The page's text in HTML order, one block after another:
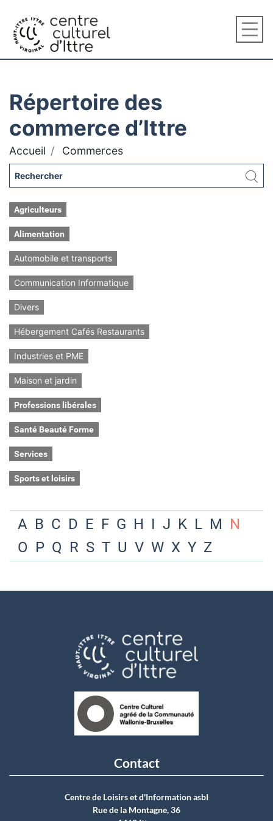
Répertoire des
commerce d’Ittre
Accueil Commerces
Agriculteurs
Alimentation
Automobile et transports
Communication Informatique
Divers
Hébergement Cafés Restaurants
Industries et PME
Maison et jardin
Professions libérales
Santé Beauté Forme
Services
Sports et loisirs
A B C D E F G H I J K L M N
O P Q R S T U V W X Y Z
Contact
Centre de Loisirs et d'Information asbI
Rue de la Montagne, 36